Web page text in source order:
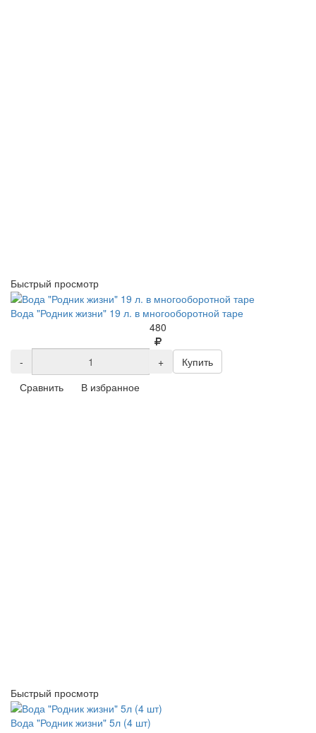
Быстрый просмотр
Вода "Родник жизни" 19 л. в многооборотной таре
480
- +
Купить
Сравнить
В избранное
Быстрый просмотр
Вода "Родник жизни" 5л (4 шт)